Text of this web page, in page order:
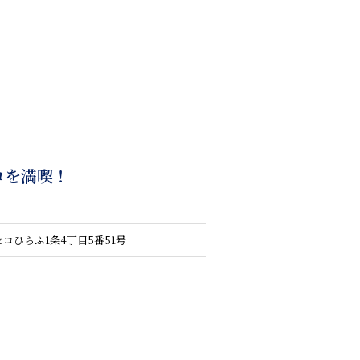
満喫！
ひらふ1条4丁目5番51号